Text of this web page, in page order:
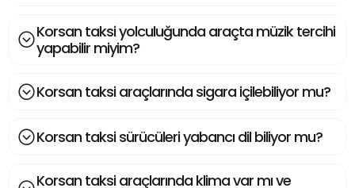
Korsan taksi yolculuğunda araçta müzik tercihi
yapabilir miyim?
Korsan taksi araçlarında sigara içilebiliyor mu?
Korsan taksi sürücüleri yabancı dil biliyor mu?
Korsan taksi araçlarında klima var mı ve